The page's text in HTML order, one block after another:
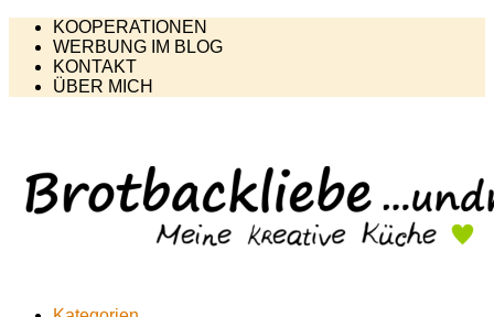
KOOPERATIONEN
WERBUNG IM BLOG
KONTAKT
ÜBER MICH